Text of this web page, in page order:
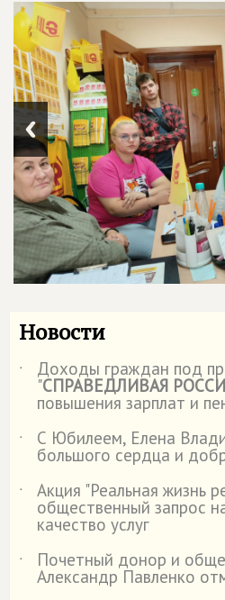
Новости
˙ Доходы граждан под
"СПРАВЕДЛИВАЯ
повышения зарплат и
˙
С Юбилеем, Елена
большого сердца и
˙
Акция "Реальная жизнь
общественный запрос
качество услуг
˙
Почетный донор и
Александр Павленко